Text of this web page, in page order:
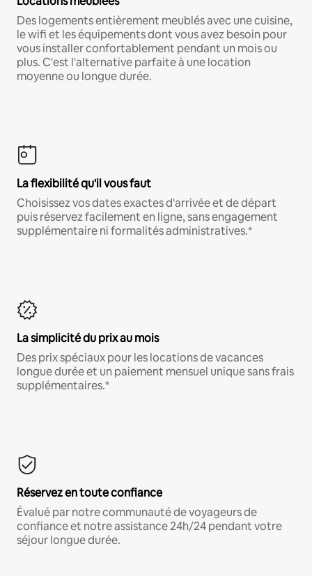
Des logements entièrement meublés avec une cuisine,
le wifi et les équipements dont vous avez besoin pour
vous installer confortablement pendant un mois ou
plus. C'est l'alternative parfaite à une location
moyenne ou longue durée.
La flexibilité qu'il vous faut
Choisissez vos dates exactes d'arrivée et de départ
puis réservez facilement en ligne, sans engagement
supplémentaire ni formalités administratives.*
La simplicité du prix au mois
Des prix spéciaux pour les locations de vacances
longue durée et un paiement mensuel unique sans frais
supplémentaires.*
Réservez en toute confiance
Évalué par notre communauté de voyageurs de
confiance et notre assistance 24h/24 pendant votre
séjour longue durée.